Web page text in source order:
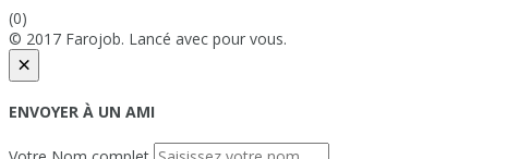
(0)
© 2017 Farojob. Lancé avec pour vous.
×
ENVOYER À UN AMI